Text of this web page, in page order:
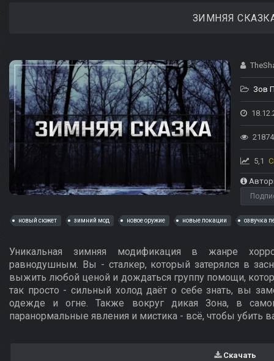
ЗИМНЯЯ
Зов
5,1
новый сюжет зимний мод новое оружие новые локации озвучка
Уникальная зимняя модификация в жанре
равнодушным. Вы - сталкер, который затерялся в
выжить любой ценой и дождаться группу помощи,
так просто - сильный холод даёт о себе знать, вы
одежде и огне. Также вокруг дикая Зона, в
паранормальные явления и мистика - всё, чтобы убить
Скачать